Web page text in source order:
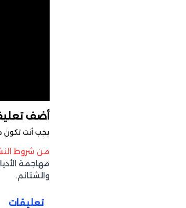
أضف
يجب أنت تكون
من شروط
مهاجمة
والشتائم.
تعليقات